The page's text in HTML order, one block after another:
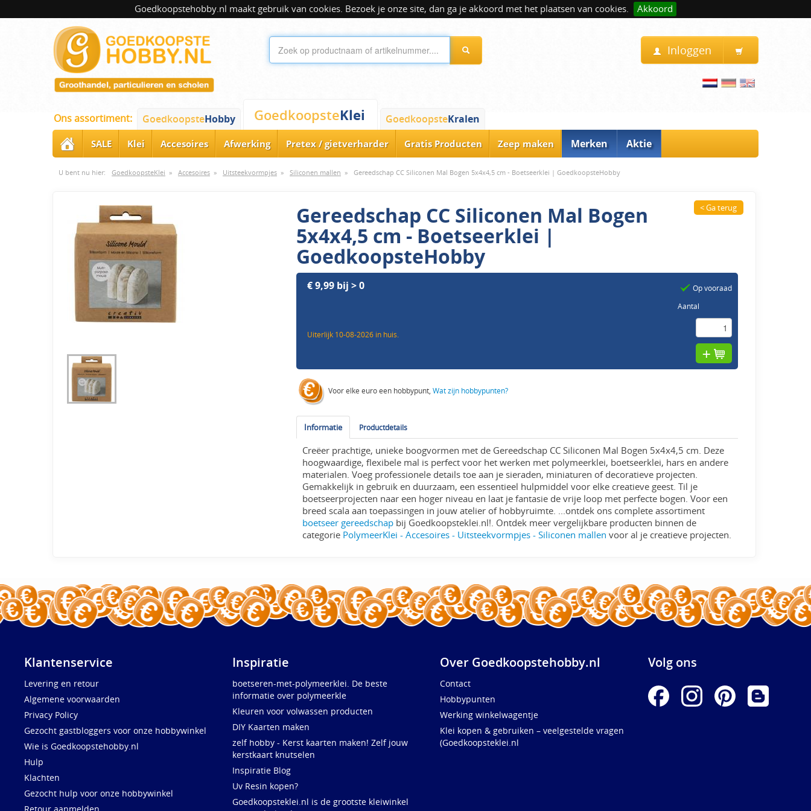
Goedkoopstehobby.nl maakt gebruik van cookies. Bezoek je onze site, dan ga je akkoord met het plaatsen van cookies. Akkoord
Inloggen
Ons assortiment: GoedkoopsteHobby GoedkoopsteKlei GoedkoopsteKralen
SALE Klei Accesoires Afwerking Pretex / gietverharder Gratis Producten Zeep maken Merken Aktie
U bent nu hier: GoedkoopsteKlei » Accesoires » Uitsteekvormpjes » Siliconen mallen » Gereedschap CC Siliconen Mal Bogen 5x4x4,5 cm - Boetseerklei | GoedkoopsteHobby
Gereedschap CC Siliconen Mal Bogen
5x4x4,5 cm - Boetseerklei |
GoedkoopsteHobby
< Ga terug
€ 9,99 bij > 0
Uiterlijk 10-08-2026 in huis.
Op vooraad
Aantal
Voor elke euro een hobbypunt,Wat zijn hobbypunten?
Informatie Productdetails
Creëer prachtige, unieke boogvormen met de Gereedschap CC Siliconen Mal Bogen 5x4x4,5 cm. Deze
hoogwaardige, flexibele mal is perfect voor het werken met polymeerklei, boetseerklei, hars en andere
materialen. Voeg professionele details toe aan je sieraden, miniaturen of decoratieve projecten.
Gemakkelijk in gebruik en duurzaam, een essentieel hulpmiddel voor elke creatieve geest. Til je
boetseerprojecten naar een hoger niveau en laat je fantasie de vrije loop met perfecte bogen. Voor een
breed scala aan toepassingen in jouw atelier of hobbyruimte. ...ontdek ons complete assortiment
boetseer gereedschap bij Goedkoopsteklei.nl!. Ontdek meer vergelijkbare producten binnen de
categorie PolymeerKlei - Accesoires - Uitsteekvormpjes - Siliconen mallen voor al je creatieve projecten.
Klantenservice
Levering en retour
Algemene voorwaarden
Privacy Policy
Gezocht gastbloggers voor onze hobbywinkel
Wie is Goedkoopstehobby.nl
Hulp
Klachten
Gezocht hulp voor onze hobbywinkel
Inspiratie
boetseren-met-polymeerklei. De beste
informatie over polymeerkle
Kleuren voor volwassen producten
DIY Kaarten maken
zelf hobby - Kerst kaarten maken! Zelf jouw
kerstkaart knutselen
Inspiratie Blog
Uv Resin kopen?
Goedkoopsteklei.nl is de grootste kleiwinkel
Over Goedkoopstehobby.nl
Contact
Hobbypunten
Werking winkelwagentje
Klei kopen & gebruiken – veelgestelde vragen
(Goedkoopsteklei.nl
Volg ons